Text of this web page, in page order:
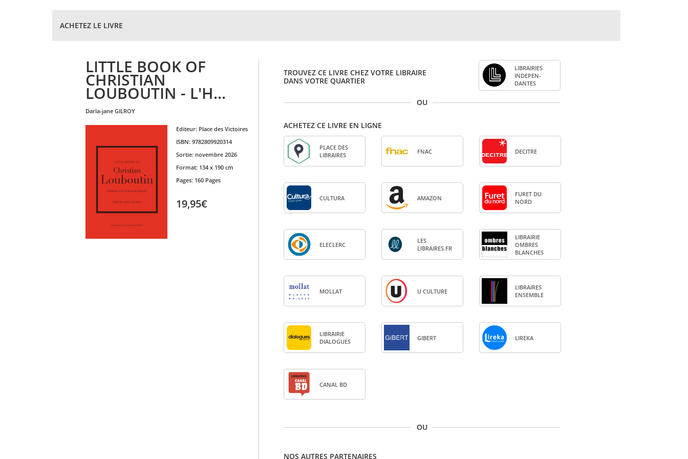
ACHETEZ LE LIVRE
LITTLE BOOK OF
CHRISTIAN
LOUBOUTIN - L'H...
darla-jane GILROY
Editeur: Place des Victoires
ISBN: 9782809920314
Sortie: novembre 2026
Format: 134 x 190 cm
Pages: 160 Pages
19,95€
TROUVEZ CE LIVRE CHEZ VOTRE LIBRAIRE
DANS VOTRE QUARTIER
LIBRAI­RIES
INDE­PEN­
DANTES
OU
ACHETEZ CE LIVRE EN LIGNE
PLACE DES
LIBRAIRES
FNAC DECITRE
CULTURA AMA­ZON
FURET DU
NORD
ELE­CLERC
LES
LIBRAIRES.FR
LIBRAI­RIE
OMBRES
BLANCHES
MOL­LAT U CULTURE
LIBRAIRES
ENSEMBLE
LIBRAI­RIE
DIA­LOGUES
GIBERT LIREKA
CANAL BD
OU
NOS AUTRES PARTENAIRES